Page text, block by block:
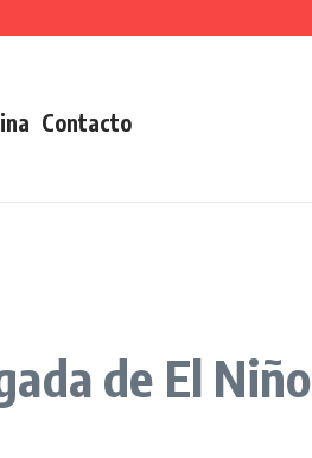
Contacto
de El Niño